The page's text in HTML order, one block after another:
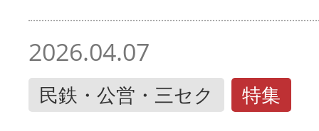
2026.04.07
民鉄・公営・三セク 特集